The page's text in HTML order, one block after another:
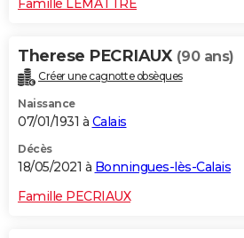
Famille LEMATTRE
Therese PECRIAUX (90 ans)
Créer une cagnotte obsèques
Naissance
07/01/1931 à Calais
Décès
18/05/2021 à Bonningues-lès-Calais
Famille PECRIAUX